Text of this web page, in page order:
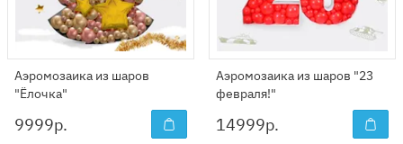
Аэромозаика из шаров
"Ёлочка"
9999р.
Аэромозаика из шаров "23
февраля!"
14999р.